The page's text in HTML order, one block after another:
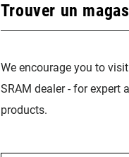
Trouver un
We encourage you to
SRAM dealer - for expert
products.